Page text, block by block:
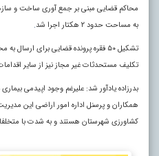
به مساحت حدود ۲ هکتار اجرا شد
.
تشکیل ۵۰ فقره پرونده قضایی برای
تکلیف مستحدثات غیر مجاز نیز از سایر
بدرزاده یادآور شد: علیرغم وجود اپیدمی
همکاران و پرسنل اداره امور اراضی این
کشاورزی شهرستان هستند و به شدت با